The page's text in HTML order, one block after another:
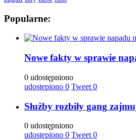
Popularne:
Nowe fakty w sprawie
0 udostępniono
udostępiono 0 Tweet 0
Służby rozbiły gang
0 udostępniono
udostępiono 0 Tweet 0